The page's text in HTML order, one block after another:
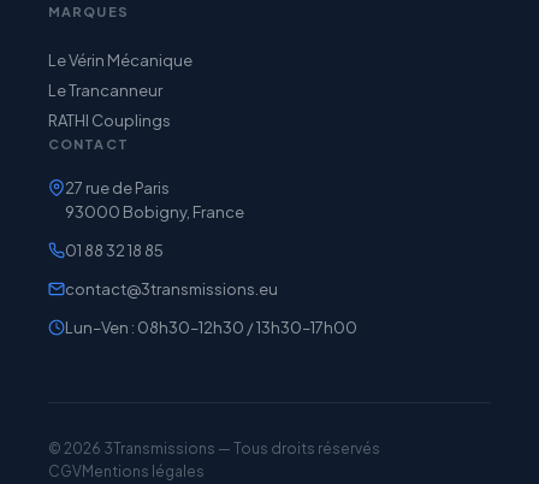
MARQUES
Le Vérin Mécanique
Le Trancanneur
RATHI Couplings
CONTACT
27 rue de Paris
93000 Bobigny, France
01 88 32 18 85
contact@3transmissions.eu
Lun–Ven : 08h30–12h30 / 13h30–17h00
© 2026 3Transmissions — Tous droits réservés
CGVMentions légales